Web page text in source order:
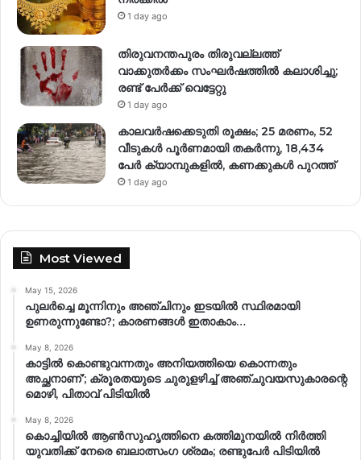
1 day ago
തിരുവനന്തപുരം തിരുവല്ലത്ത്
വാക്കുതർക്കം സംഘർഷത്തിൽ കലാശിച്ചു;
രണ്ട് പേർക്ക് വെട്ടേറ്റു
1 day ago
കാലവർഷക്കെടുതി രൂക്ഷം; 25 മരണം, 52
വീ‌ടുകൾ പൂർണമായി തകർന്നു, 18,434
പേർ ക്യാമ്പുകളിൽ, കണക്കുകൾ പുറത്ത്
1 day ago
Most Viewed
May 15, 2026
പുലർച്ചെ മൂന്നിനും അഞ്ചിനും ഇടയിൽ സ്ഥിരമായി
ഉണരുന്നുണ്ടോ?; കാരണങ്ങള്‍ ഇതാകാം…
May 8, 2026
കാട്ടിൽ കൊണ്ടുവന്നതും അനിയത്തിയെ കൊന്നതും
അച്ഛനാണ്’; ക്രൂരതയുടെ ചുരുളഴിച്ച് അഞ്ചുവയസുകാരന്റെ
മൊഴി, പിതാവ് പിടിയിൽ
May 8, 2026
കൊച്ചിയിൽ ആൺസുഹൃത്തിനെ കത്തിമുനയിൽ നിർത്തി
യുവതിക്ക് നേരെ ബലാത്സംഗ​ ശ്രമം; രണ്ടുപേർ പിടിയിൽ